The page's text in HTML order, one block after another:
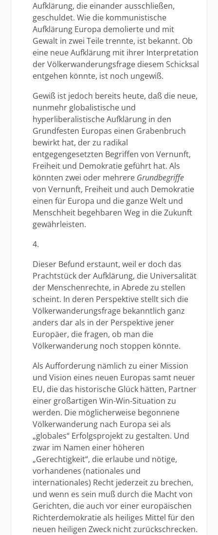
Aufklärung, die einander ausschließen,
geschuldet. Wie die kommunistische
Aufklärung Europa demolierte und mit
Gewalt in zwei Teile trennte, ist bekannt. Ob
eine neue Aufklärung mit ihrer Interpretation
der Völkerwanderungsfrage diesem Schicksal
entgehen könnte, ist noch ungewiß.
Gewiß ist jedoch bereits heute, daß die neue,
nunmehr globalistische und
hyperliberalistische Aufklärung in den
Grundfesten Europas einen Grabenbruch
bewirkt hat, der zu radikal
entgegengesetzten Begriffen von Vernunft,
Freiheit und Demokratie geführt hat. Als
könnten zwei oder mehrere Grundbegriffe
von Vernunft, Freiheit und auch Demokratie
einen für Europa und die ganze Welt und
Menschheit begehbaren Weg in die Zukunft
gewährleisten.
4.
Dieser Befund erstaunt, weil er doch das
Prachtstück der Aufklärung, die Universalität
der Menschenrechte, in Abrede zu stellen
scheint. In deren Perspektive stellt sich die
Völkerwanderungsfrage bekanntlich ganz
anders dar als in der Perspektive jener
Europäer, die fragen, ob man die
Völkerwanderung noch stoppen könnte.
Als Aufforderung nämlich zu einer Mission
und Vision eines neuen Europas samt neuer
EU, die das historische Glück hätten, Partner
einer großartigen Win-Win-Situation zu
werden. Die möglicherweise begonnene
Völkerwanderung nach Europa sei als
„globales“ Erfolgsprojekt zu gestalten. Und
zwar im Namen einer höheren
„Gerechtigkeit“, die erlaube und nötige,
vorhandenes (nationales und
internationales) Recht jederzeit zu brechen,
und wenn es sein muß durch die Macht von
Gerichten, die auch vor einer europäischen
Richterdemokratie als heiliges Mittel für den
neuen heiligen Zweck nicht zurückschrecken.